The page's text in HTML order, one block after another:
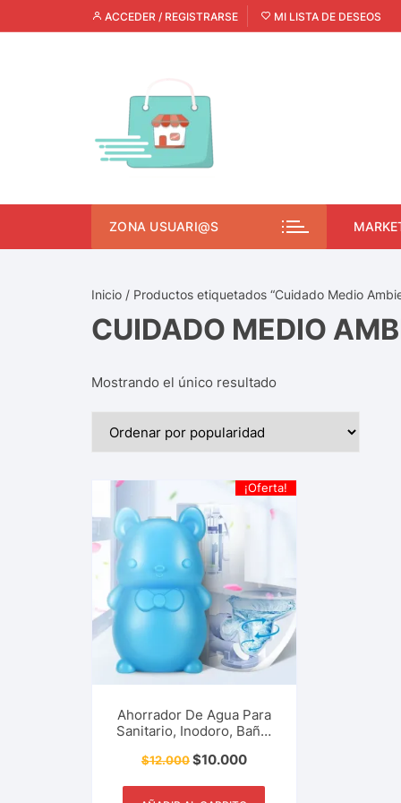
ACCEDER / REGISTRARSE MI LISTA DE DESEOS
ZONA USUARI@S
Inicio / Productos etiquetados “Cuidado Medio
CUIDADO MEDIO
Mostrando el único resultado
¡Oferta!
Ahorrador De Agua Para
Sanitario, Inodoro, Baño.
Osito Para Liberación
Accesorio Del Hogar Y
$12.000$10.000